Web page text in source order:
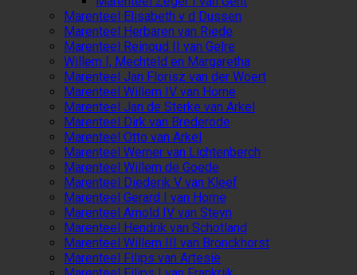
Marenteel Elisabeth v d Dussen
Marenteel Herbaren van Riede
Marenteel Reinoud II van Gelre
Willem I, Mechteld en Margaretha
Marenteel Jan Florisz van der Woert
Marenteel Willem IV van Horne
Marenteel Jan de Sterke van Arkel
Marenteel Dirk van Brederode
Marenteel Otto van Arkel
Marenteel Werner van Lichtenberch
Marenteel Willem de Goede
Marenteel Diederik V van Kleef
Marenteel Gerard I van Horne
Marenteel Arnold IV van Steyn
Marenteel Hendrik van Schotland
Marenteel Willem III van Bronckhorst
Marenteel Filips van Artesië